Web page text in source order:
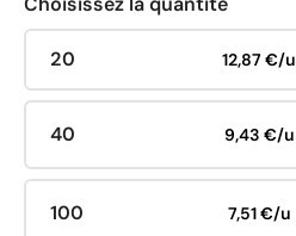
20 12,87 €/u
40 9,43 €/u
100 7,51 €/u